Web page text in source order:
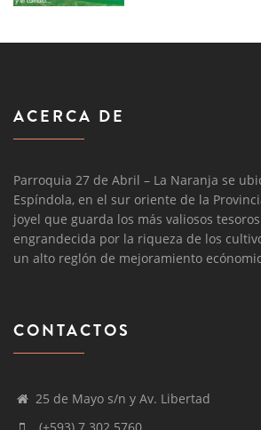
ACERCA DE
Parroquia 27 de Abril – La Naranja se
Espíndola, en el sur oriente de la
joyel que guarda los más valiosos
engrandecida por la riqueza de los
un alto reglón de mejoramiento
CONTACTOS
25 de Mayo s/n y Av. Libertad